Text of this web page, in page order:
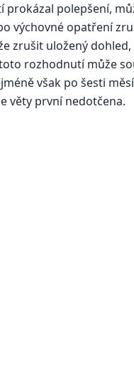
prokázal polepšení,
výchovné opatření
zrušit uložený
rozhodnutí může
však po šesti
věty první nedotčena.